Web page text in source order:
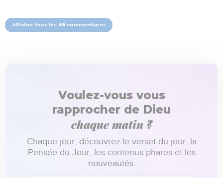
Afficher tous les 68 commentaires
Voulez-vous vous
rapprocher de Dieu
chaque matin ?
Chaque jour, découvrez le verset du jour, la
Pensée du Jour, les contenus phares et les
nouveautés.